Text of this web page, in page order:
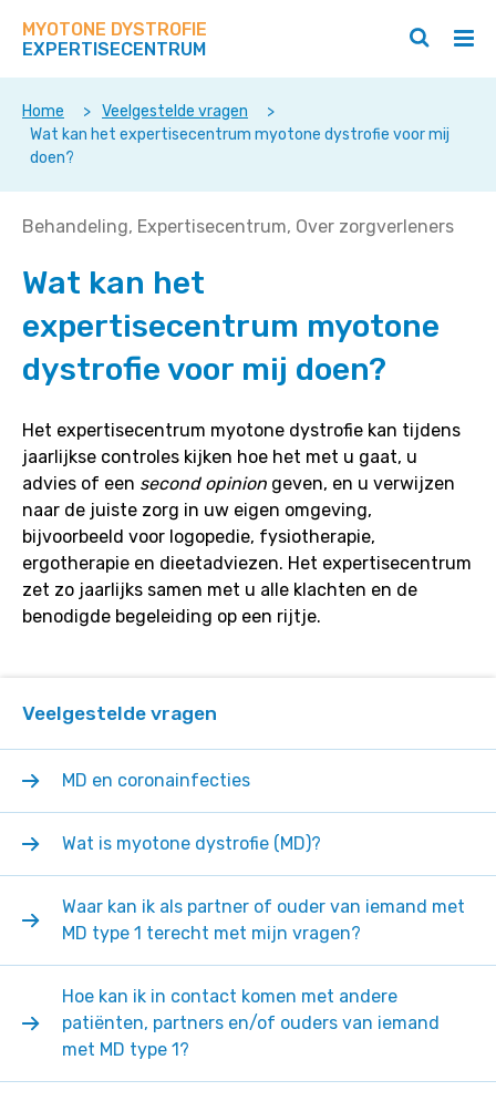
direct
op
deze
MYOTONE DYSTROFIE
EXPERTISECENTRUM
/
Zoeken
/
Home > Veelgestelde vragen
>
Wat kan het expertisecentrum myotone dystrofie voor mij
doen?
Wat
het
myotone
dystrofie
voor
doen?
Behandeling Expertisecentrum Over zorgverleners
Wat kan het
expertisecentrum myotone
dystrofie voor mij doen?
Het expertisecentrum myotone dystrofie kan tijdens
jaarlijkse controles kijken hoe het met u gaat, u
advies of een second opinion geven, en u verwijzen
naar de juiste zorg in uw eigen omgeving,
bijvoorbeeld voor logopedie, fysiotherapie,
ergotherapie en dieetadviezen. Het expertisecentrum
zet zo jaarlijks samen met u alle klachten en de
benodigde begeleiding op een rijtje.
Veelgestelde vragen
MD en coronainfecties
Wat is myotone dystrofie (MD)?
Waar kan ik als partner of ouder van iemand met
MD type 1 terecht met mijn vragen?
Hoe kan ik in contact komen met andere
patiënten, partners en/of ouders van iemand
met MD type 1?